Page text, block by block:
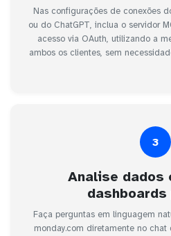
Nas configurações de conexões
ou do ChatGPT, inclua o servidor
acesso via OAuth, utilizando a
ambos os clientes, sem
3
Analise dados
Faça perguntas em linguagem
monday.com diretamente no chat